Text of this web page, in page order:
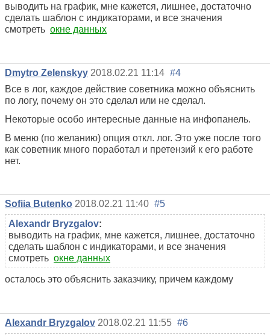
выводить на график, мне кажется, лишнее, достаточно
сделать шаблон с индикаторами, и все значения
смотреть окне данных
Dmytro Zelenskyy 2018.02.21 11:14 #4
Все в лог, каждое действие советника можно объяснить
по логу, почему он это сделал или не сделал.
Некоторые особо интересные данные на инфопанель.
В меню (по желанию) опция откл. лог. Это уже после того
как советник много поработал и претензий к его работе
нет.
Sofiia Butenko 2018.02.21 11:40 #5
Alexandr Bryzgalov:
выводить на график, мне кажется, лишнее, достаточно
сделать шаблон с индикаторами, и все значения
смотреть окне данных
осталось это объяснить заказчику, причем каждому
Alexandr Bryzgalov 2018.02.21 11:55 #6